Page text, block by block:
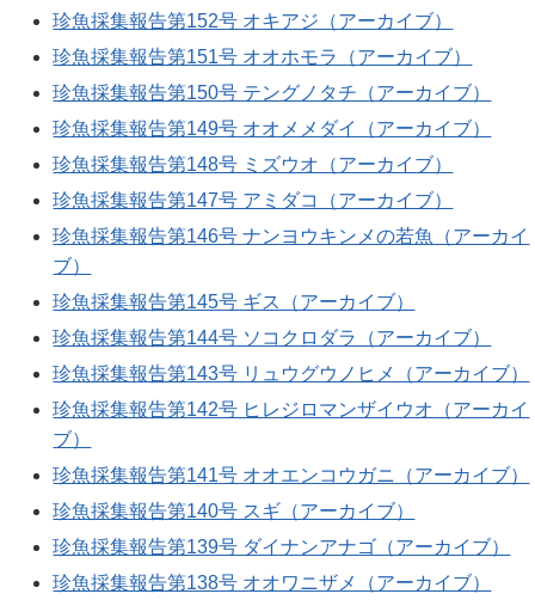
珍魚採集報告第152号 オキアジ（アーカイブ）
珍魚採集報告第151号 オオホモラ（アーカイブ）
珍魚採集報告第150号 テングノタチ（アーカイブ）
珍魚採集報告第149号 オオメメダイ（アーカイブ）
珍魚採集報告第148号 ミズウオ（アーカイブ）
珍魚採集報告第147号 アミダコ（アーカイブ）
珍魚採集報告第146号 ナンヨウキンメの若魚（アーカイ
ブ）
珍魚採集報告第145号 ギス（アーカイブ）
珍魚採集報告第144号 ソコクロダラ（アーカイブ）
珍魚採集報告第143号 リュウグウノヒメ（アーカイブ）
珍魚採集報告第142号 ヒレジロマンザイウオ（アーカイ
ブ）
珍魚採集報告第141号 オオエンコウガニ（アーカイブ）
珍魚採集報告第140号 スギ（アーカイブ）
珍魚採集報告第139号 ダイナンアナゴ（アーカイブ）
珍魚採集報告第138号 オオワニザメ（アーカイブ）